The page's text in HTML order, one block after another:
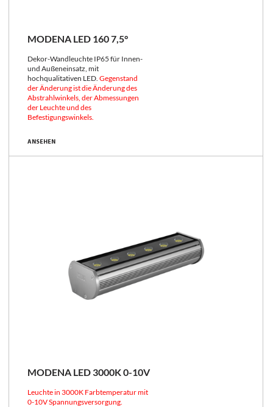
MODENA LED 160 7,5°
Dekor-Wandleuchte IP65 für Innen-
und Außeneinsatz, mit
hochqualitativen LED. Gegenstand
der Änderung ist die Änderung des
Abstrahlwinkels, der Abmessungen
der Leuchte und des
Befestigungswinkels.
ANSEHEN
MODENA LED 3000K 0-10V
Leuchte in 3000K Farbtemperatur mit
0-10V Spannungsversorgung.